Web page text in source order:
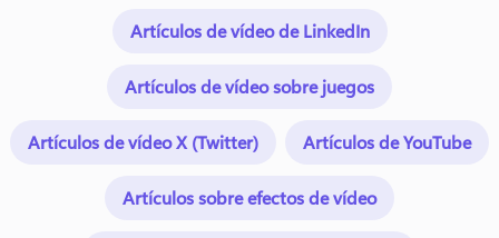
Artículos de vídeo de LinkedIn
Artículos de vídeo sobre juegos
Artículos de vídeo X (Twitter) Artículos de YouTube
Artículos sobre efectos de vídeo